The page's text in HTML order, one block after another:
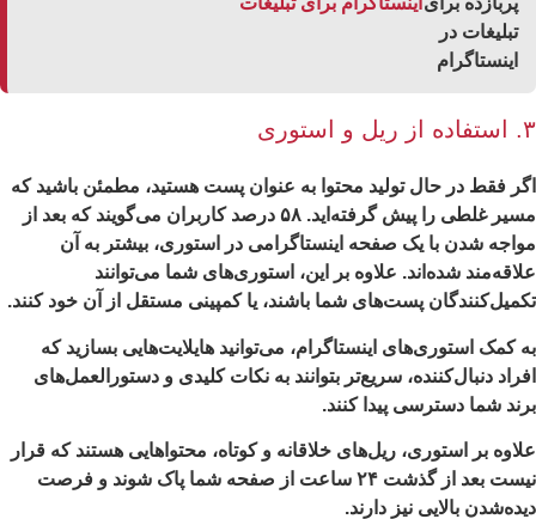
فقط در حال تولید محتوا به عنوان پست هستید، مطمئن باشید که
مسیر غلطی را پیش گرفته‌اید. ۵۸ درصد کاربران می‌گویند که بعد از
شدن با یک صفحه اینستاگرامی در استوری، بیشتر به آن
شده‌اند. علاوه بر این، استوری‌های شما می‌توانند
پست‌های شما باشند، یا کمپینی مستقل از آن خود کنند.
کمک استوری‌های اینستاگرام، می‌توانید هایلایت‌هایی بسازید که
دنبال‌کننده، سریع‌تر بتوانند به نکات کلیدی و دستورالعمل‌های
شما دسترسی پیدا کنند.
بر استوری، ریل‌های خلاقانه و کوتاه، محتواهایی هستند که قرار
نیست بعد از گذشت ۲۴ ساعت از صفحه شما پاک شوند و فرصت
بالایی نیز دارند.